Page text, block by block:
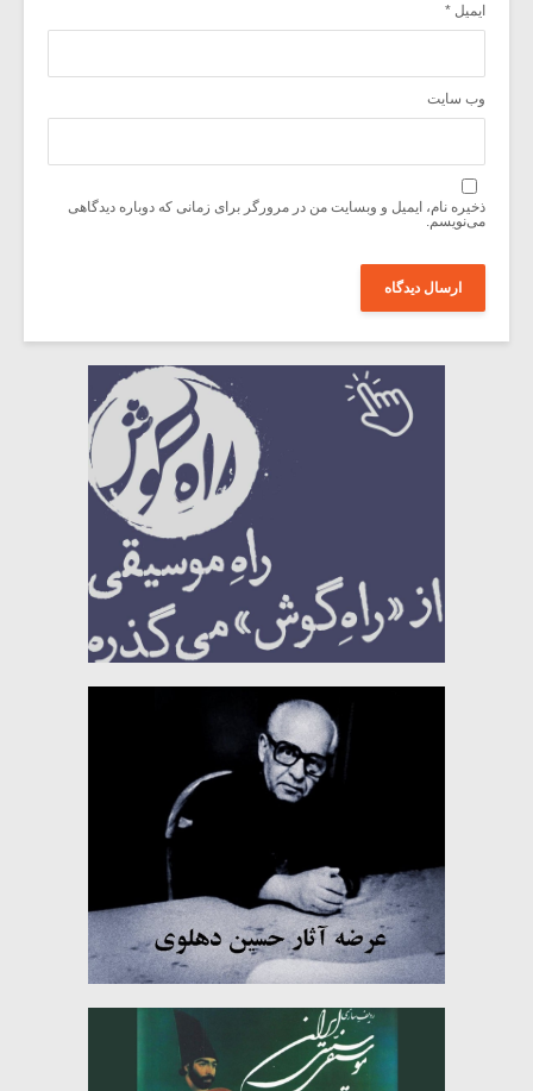
ایمیل *
وب‌ سایت
ذخیره نام، ایمیل و وبسایت من در مرورگر برای زمانی که دوباره دیدگاهی
می‌نویسم.